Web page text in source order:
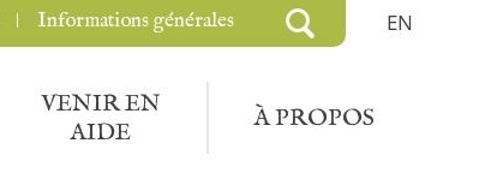
EN
VENIR EN
AIDE
À PROPOS
Informations générales